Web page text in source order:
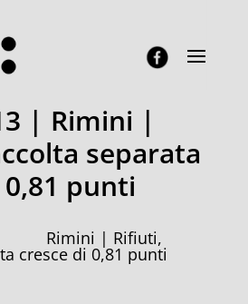
| Rimini |
separata
punti
Rimini | Rifiuti,
cresce di 0,81 punti